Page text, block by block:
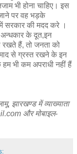
भी होना चाहिए। इस
पर वह भड़के
सरकार की मदद करे ।
अन्धकार के दूत,इन
रखते हैं, तो जनता को
से ग्रस्त रखने के इन
भी कम अपराधी नहीं हैं
झारखण्ड में व्याख्याता
और मोबाइल-